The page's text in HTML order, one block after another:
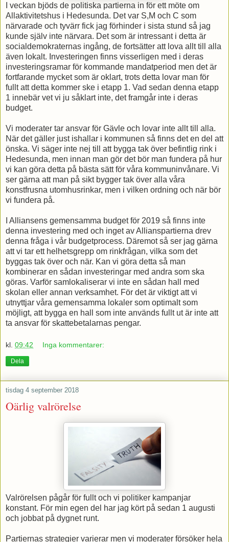
I veckan bjöds de politiska partierna in för ett möte om
Allaktivitetshus i Hedesunda. Det var S,M och C som
närvarade och tyvärr fick jag förhinder i sista stund så jag
kunde själv inte närvara. Det som är intressant i detta är
socialdemokraternas ingång, de fortsätter att lova allt till alla
även lokalt. Investeringen finns visserligen med i deras
investeringsramar för kommande mandatperiod men det är
fortfarande mycket som är oklart, trots detta lovar man för
fullt att detta kommer ske i etapp 1. Vad sedan denna etapp
1 innebär vet vi ju såklart inte, det framgår inte i deras
budget.
Vi moderater tar ansvar för Gävle och lovar inte allt till alla.
När det gäller just ishallar i kommunen så finns det en del att
önska. Vi säger inte nej till att bygga tak över befintlig rink i
Hedesunda, men innan man gör det bör man fundera på hur
vi kan göra detta på bästa sätt för våra kommuninvånare. Vi
ser gärna att man på sikt bygger tak över alla våra
konstfrusna utomhusrinkar, men i vilken ordning och när bör
vi fundera på.
I Alliansens gemensamma budget för 2019 så finns inte
denna investering med och inget av Allianspartierna drev
denna fråga i vår budgetprocess. Däremot så ser jag gärna
att vi tar ett helhetsgrepp om rinkfrågan, vilka som det
byggas tak över och när. Kan vi göra detta så man
kombinerar en sådan investeringar med andra som ska
göras. Varför samlokaliserar vi inte en sådan hall med
skolan eller annan verksamhet. För det är viktigt att vi
utnyttjar våra gemensamma lokaler som optimalt som
möjligt, att bygga en hall som inte används fullt ut är inte att
ta ansvar för skattebetalarnas pengar.
kl. 09:42 Inga kommentarer:
Dela
tisdag 4 september 2018
Oärlig valrörelse
Valrörelsen pågår för fullt och vi politiker kampanjar
konstant. För min egen del har jag kört på sedan 1 augusti
och jobbat på dygnet runt.
Partiernas strategier varierar men vi moderater försöker hela